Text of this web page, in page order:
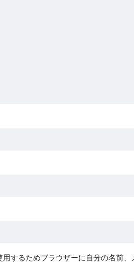
するためブラウザーに自分の名前、